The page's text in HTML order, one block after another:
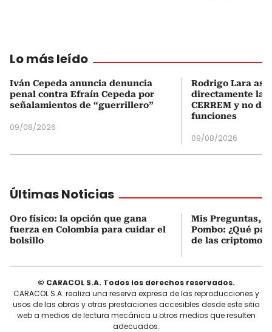
Lo más leído
Iván Cepeda anuncia denuncia
penal contra Efraín Cepeda por
señalamientos de “guerrillero”
09/08/2026
Rodrigo Lara
directamente la
CERREM y no
funciones
09/08/2026
Últimas Noticias
Oro físico: la opción que gana
fuerza en Colombia para cuidar el
bolsillo
Mis Preguntas,
Pombo: ¿Qué
de las
© CARACOL S.A. Todos los derechos reservados.
CARACOL S.A. realiza una reserva expresa de las reproducciones y
usos de las obras y otras prestaciones accesibles desde este sitio
web a medios de lectura mecánica u otros medios que resulten
adecuados.